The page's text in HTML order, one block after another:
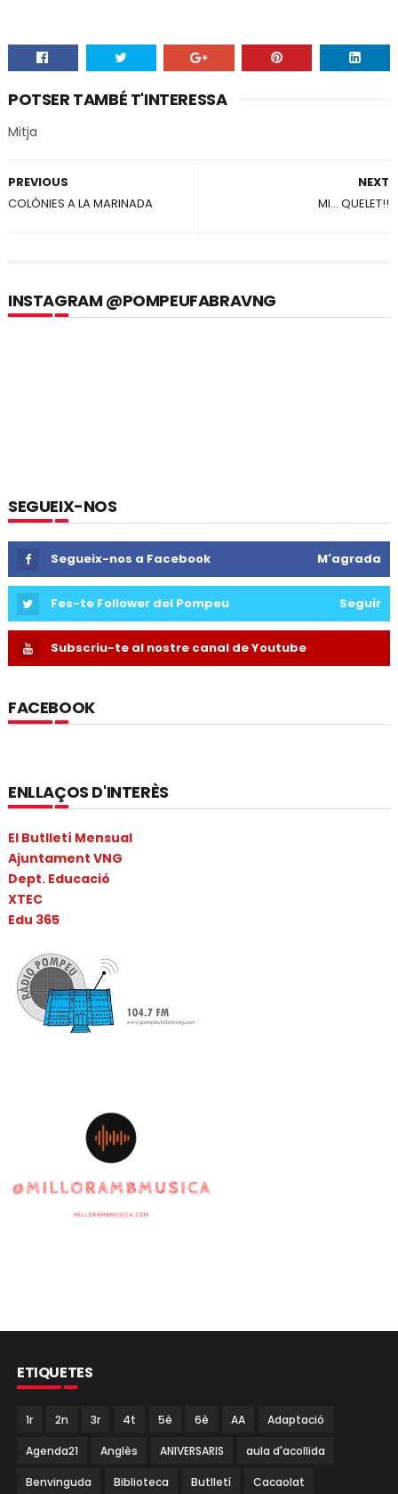
POTSER TAMBÉ T'INTERESSA
Mitja
NEXT
MI... QUELET!!
PREVIOUS
COLÒNIES A LA MARINADA
INSTAGRAM @POMPEUFABRAVNG
SEGUEIX-NOS
Segueix-nos a Facebook M'agrada
Fes-te Follower del Pompeu Seguir
Subscriu-te al nostre canal de Youtube
FACEBOOK
ENLLAÇOS D'INTERÈS
El Butlletí Mensual
Ajuntament VNG
Dept. Educació
XTEC
Edu 365
ETIQUETES
1r 2n 3r 4t 5è 6è AA Adaptació
Agenda21 Anglès ANIVERSARIS aula d'acollida
Benvinguda Biblioteca Butlletí Cacaolat